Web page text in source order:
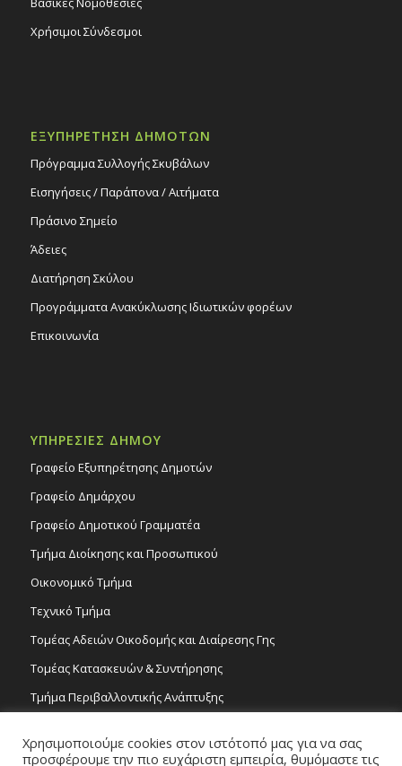
Χρήσιμοι Σύνδεσμοι
ΕΞΥΠΗΡΕΤΗΣΗ ΔΗΜΟΤΩΝ
Πρόγραμμα Συλλογής Σκυβάλων
Εισηγήσεις / Παράπονα / Αιτήματα
Πράσινο Σημείο
Άδειες
Διατήρηση Σκύλου
Προγράμματα Ανακύκλωσης Ιδιωτικών φορέων
Επικοινωνία
ΥΠΗΡΕΣΙΕΣ ΔΗΜΟΥ
Γραφείο Εξυπηρέτησης Δημοτών
Γραφείο Δημάρχου
Γραφείο Δημοτικού Γραμματέα
Τμήμα Διοίκησης και Προσωπικού
Οικονομικό Τμήμα
Τεχνικό Τμήμα
Τομέας Αδειών Οικοδομής και Διαίρεσης Γης
Τομέας Κατασκευών & Συντήρησης
Τμήμα Περιβαλλοντικής Ανάπτυξης
Τομέας Γραμμάτων και Τεχνών
Χρησιμοποιούμε cookies στον ιστότοπό μας για να σας
προσφέρουμε την πιο ευχάριστη εμπειρία, θυμόμαστε τις